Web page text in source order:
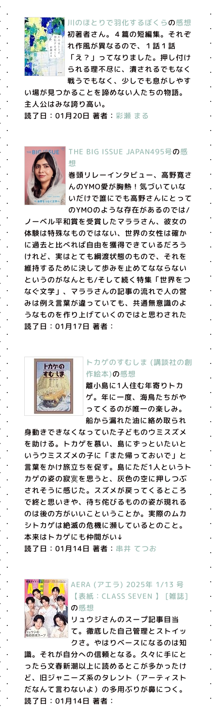
川のほとりで羽化するぼくらの感想
初著者さん。４篇の短編集。それぞ
れ作風が異なるので、１話１話
「え？」ってなりました。押し付け
られる理不尽に、潰されるでもなく
戦うでもなく、少しでも息がしやす
い場が見つかることを諦めない人たちの物語。
主人公はみな誇り高い。
読了日：01月20日 著者： 彩瀬 まる
THE BIG ISSUE JAPAN495号の感
想
巻頭リレーインタビュー、高野寛さ
んのYMO愛が胸熱！気づいていな
いだけで誰にでも高野さんにとって
のYMOのような存在があるのでは/
ノーベル平和賞を受賞したマララさん、彼女の
体験は特殊なものではない、世界の女性は確か
に過去と比べれば自由を獲得できているだろう
けれど、実はとても綱渡状態のもので、それを
維持するために決して歩みを止めてなならない
というのがなんとも/そして続く特集「世界をつ
なぐ文学」、マララさんの記事の流れで人の営
みは例え言葉が違っていても、共通無意識のよ
うなものを作り上げていくのではと思わされた
読了日：01月17日 著者：
トカゲのすむしま (講談社の創
作絵本)の感想
離小島に1人住む年寄りトカ
ゲ。年に一度、海鳥たちがや
ってくるのが唯一の楽しみ。
船から漏れた油に絡め取られ
身動きできなくなっていた子どものウミスズメ
を助ける。トカゲを慕い、島にずっといたいと
いうウミスズメの子に「また帰っておいで」と
言葉をかけ旅立ちを促す。島にただ1人というト
カゲの姿の寂寞を思うと、灰色の空に押しつぶ
されそうに感じた。スズメが戻ってくるところ
で終と思いきや、待ち侘びるものの姿が現れる
のは後の方がいいこということか。実際のムカ
シトカゲは絶滅の危機に瀕しているとのこと。
本来はトカゲにも仲間がい↓
読了日：01月14日 著者： 串井 てつお
AERA (アエラ) 2025年 1/13 号
【表紙：CLASS SEVEN 】 [雑誌]
の感想
リュウジさんのスープ記事目当
て。徹底した自己管理とストイッ
クさ。やはりベースになるのは知
識。それが自分への信頼となる。久々に手にと
ったら文春新潮以上に読めるとこが多かったけ
ど、旧ジャニーズ系のタレント（アーティスト
だなんて言わないよ）の多用ぶりが鼻につく。
読了日：01月14日 著者：